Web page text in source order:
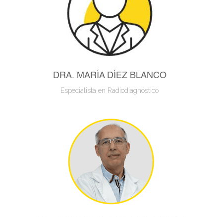
DRA. MARÍA DÍEZ BLANCO
Especialista en Radiodiagnóstico